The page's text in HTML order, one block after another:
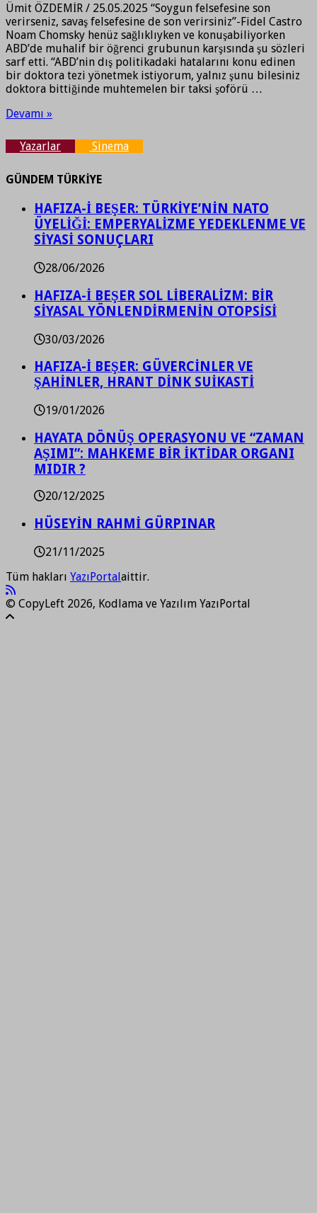
Ümit ÖZDEMİR / 25.05.2025 “Soygun felsefesine son
verirseniz, savaş felsefesine de son verirsiniz”-Fidel Castro
Noam Chomsky henüz sağlıklıyken ve konuşabiliyorken
ABD’de muhalif bir öğrenci grubunun karşısında şu sözleri
sarf etti. “ABD’nin dış politikadaki hatalarını konu edinen
bir doktora tezi yönetmek istiyorum, yalnız şunu bilesiniz
doktora bittiğinde muhtemelen bir taksi şoförü …
Devamı »
Yazarlar Sinema
GÜNDEM TÜRKİYE
HAFIZA-İ BEŞER: TÜRKİYE’NİN NATO
ÜYELİĞİ: EMPERYALİZME YEDEKLENME VE
SİYASİ SONUÇLARI
28/06/2026
HAFIZA-İ BEŞER SOL LİBERALİZM: BİR
SİYASAL YÖNLENDİRMENİN OTOPSİSİ
30/03/2026
HAFIZA-İ BEŞER: GÜVERCİNLER VE
ŞAHİNLER, HRANT DİNK SUİKASTİ
19/01/2026
HAYATA DÖNÜŞ OPERASYONU VE “ZAMAN
AŞIMI”: MAHKEME BİR İKTİDAR ORGANI
MIDIR ?
20/12/2025
HÜSEYİN RAHMİ GÜRPINAR
21/11/2025
Tüm hakları YazıPortalaittir.
© CopyLeft 2026, Kodlama ve Yazılım YazıPortal